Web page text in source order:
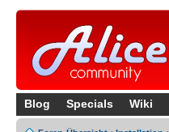
Blog Specials Wiki